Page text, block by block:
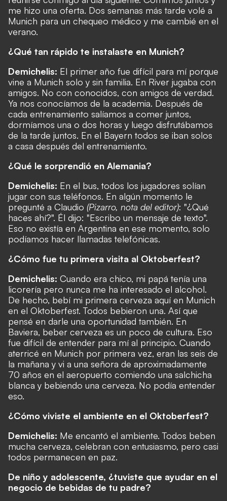
me hizo una oferta. Dos semanas más tarde volé a
Munich para un chequeo médico y me cambié en el
verano.
¿Qué tan rápido te instalaste en Munich?
Demichelis: El primer año fue difícil para mí porque
vine a Munich solo y sin familia. En River jugaba con
amigos. No con conocidos, con amigos de verdad.
Ya nos conocíamos de la academia. Después de
cada entrenamiento salíamos a comer juntos,
dormíamos una o dos horas y luego disfrutábamos
de la tarde juntos. En el Bayern todos se iban solos
a casa después del entrenamiento.
¿Qué le sorprendió en Alemania?
Demichelis: En el bus, todos los jugadores solían
jugar con sus teléfonos. En algún momento le
pregunté a Claudio (Pizarro, nota del editor): "¿Qué
haces ahí?". Él dijo: "Escribo un mensaje de texto".
Eso no existía en Argentina en ese momento, solo
podíamos hacer llamadas telefónicas.
¿Cómo fue tu primera visita al Oktoberfest?
Demichelis: Cuando era chico, mi papá tenía una
licorería pero nunca me ha interesado el alcohol.
De hecho, bebí mi primera cerveza aquí en Munich
en el Oktoberfest. Todos bebieron una. Así que
pensé en darle una oportunidad también. En
Baviera, beber cerveza es un poco de cultura. Eso
fue difícil de entender para mí al principio. Cuando
aterricé en Munich por primera vez, eran las seis de
la mañana y vi a una señora de aproximadamente
70 años en el aeropuerto comiendo una salchicha
blanca y bebiendo una cerveza. No podía entender
eso.
¿Cómo viviste el ambiente en el Oktoberfest?
Demichelis: Me encantó el ambiente. Todos beben
mucha cerveza, celebran con entusiasmo, pero casi
todos permanecen en paz.
De niño y adolescente, ¿tuviste que ayudar en el
negocio de bebidas de tu padre?